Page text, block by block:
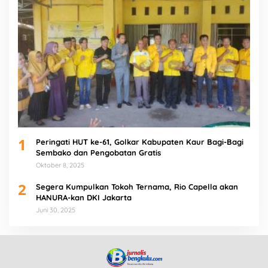
1
Peringati HUT ke-61, Golkar Kabupaten Kaur Bagi-Bagi
Sembako dan Pengobatan Gratis
Oktober 8, 2025
2
Segera Kumpulkan Tokoh Ternama, Rio Capella akan
HANURA-kan DKI Jakarta
Juni 30, 2025